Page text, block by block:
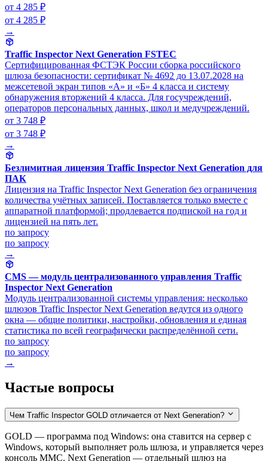
от 4 285 ₽
от 4 285 ₽
→
Traffic Inspector Next Generation FSTEC
Сертифицированная ФСТЭК России сборка российского
шлюза безопасности: сертификат № 4692 до 13.07.2028 на
межсетевой экран типов «А» и «Б» 4 класса и систему
обнаружения вторжений 4 класса. Для госучреждений,
операторов персональных данных, школ и медучреждений.
от 3 748 ₽
от 3 748 ₽
→
Безлимитная лицензия Traffic Inspector Next Generation для
ПАК
Лицензия на Traffic Inspector Next Generation без ограничения
количества учётных записей. Поставляется только вместе с
аппаратной платформой; продлевается подпиской на год и
лицензией на пять лет.
по запросу
по запросу
→
CMS — модуль централизованного управления Traffic
Inspector Next Generation
Модуль централизованной системы управления: несколько
шлюзов Traffic Inspector Next Generation ведутся из одного
окна — общие политики, настройки, обновления и единая
статистика по всей географически распределённой сети.
по запросу
по запросу
→
Частые вопросы
Чем Traffic Inspector GOLD отличается от Next Generation?
GOLD — программа под Windows: она ставится на сервер с
Windows, который выполняет роль шлюза, и управляется через
консоль MMC. Next Generation — отдельный шлюз на